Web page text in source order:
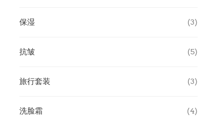
保湿 (3)
抗皱 (5)
旅行套装 (3)
洗脸霜 (4)